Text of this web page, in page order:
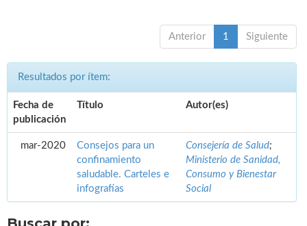
Anterior 1 Siguiente
Resultados por ítem:
Fecha de
publicación
Título Autor(es)
mar-2020
Consejos para un
confinamiento
saludable. Carteles e
infografías
Consejería de Salud;
Ministerio de Sanidad,
Consumo y Bienestar
Social